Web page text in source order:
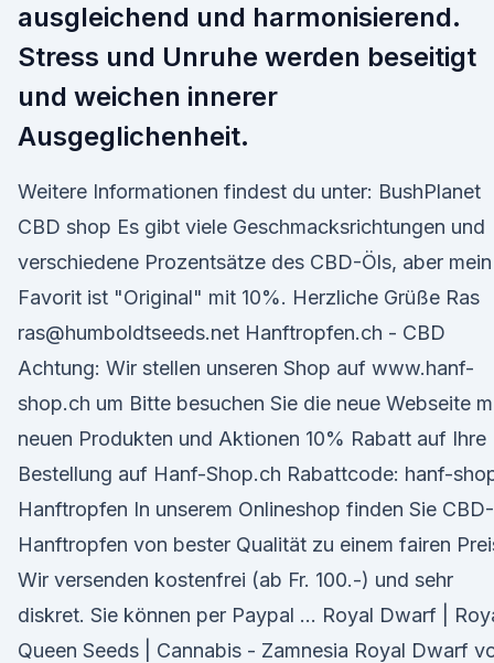
ausgleichend und harmonisierend.
Stress und Unruhe werden beseitigt
und weichen innerer
Ausgeglichenheit.
Weitere Informationen findest du unter: BushPlanet
CBD shop Es gibt viele Geschmacksrichtungen und
verschiedene Prozentsätze des CBD-Öls, aber mein
Favorit ist "Original" mit 10%. Herzliche Grüße Ras
ras@humboldtseeds.net Hanftropfen.ch - CBD
Achtung: Wir stellen unseren Shop auf www.hanf-
shop.ch um Bitte besuchen Sie die neue Webseite
neuen Produkten und Aktionen 10% Rabatt auf Ihre
Bestellung auf Hanf-Shop.ch Rabattcode: hanf-
Hanftropfen In unserem Onlineshop finden Sie CBD-
Hanftropfen von bester Qualität zu einem fairen
Wir versenden kostenfrei (ab Fr. 100.-) und sehr
diskret. Sie können per Paypal … Royal Dwarf |
Queen Seeds | Cannabis - Zamnesia Royal Dwarf